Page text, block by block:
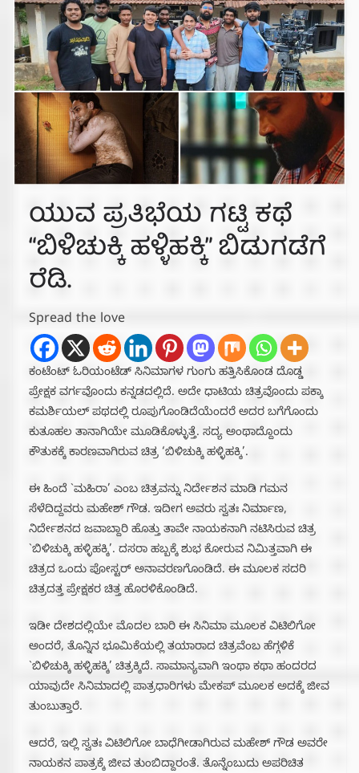
ಯುವ ಪ್ರತಿಭೆಯ ಗಟ್ಟಿ ಕಥೆ
“ಬಿಳಿಚುಕ್ಕಿ ಹಳ್ಳಿಹಕ್ಕಿ” ಬಿಡುಗಡೆಗೆ
ರೆಡಿ.
Spread the love
ಕಂಟೆಂಟ್ ಓರಿಯಂಟೆಡ್ ಸಿನಿಮಾಗಳ ಗುಂಗು ಹತ್ತಿಸಿಕೊಂಡ ದೊಡ್ಡ
ಪ್ರೇಕ್ಷಕ ವರ್ಗವೊಂದು ಕನ್ನಡದಲ್ಲಿದೆ. ಅದೇ ಧಾಟಿಯ ಚಿತ್ರವೊಂದು ಪಕ್ಕಾ
ಕಮರ್ಶಿಯಲ್ ಪಥದಲ್ಲಿ ರೂಪುಗೊಂಡಿದೆಯೆಂದರೆ ಅದರ ಬಗೆಗೊಂದು
ಕುತೂಹಲ ತಾನಾಗಿಯೇ ಮೂಡಿಕೊಳ್ಳುತ್ತೆ. ಸದ್ಯ ಅಂಥಾದ್ದೊಂದು
ಕೌತುಕಕ್ಕೆ ಕಾರಣವಾಗಿರುವ ಚಿತ್ರ ‘ಬಿಳಿಚುಕ್ಕಿ ಹಳ್ಳಿಹಕ್ಕಿ’.
ಈ ಹಿಂದೆ `ಮಹಿರಾ’ ಎಂಬ ಚಿತ್ರವನ್ನು ನಿರ್ದೇಶನ ಮಾಡಿ ಗಮನ
ಸೆಳೆದಿದ್ದವರು ಮಹೇಶ್ ಗೌಡ. ಇದೀಗ ಅವರು ಸ್ವತಃ ನಿರ್ಮಾಣ,
ನಿರ್ದೇಶನದ ಜವಾಬ್ದಾರಿ ಹೊತ್ತು ತಾವೇ ನಾಯಕನಾಗಿ ನಟಿಸಿರುವ ಚಿತ್ರ
`ಬಿಳಿಚುಕ್ಕಿ ಹಳ್ಳಿಹಕ್ಕಿ’. ದಸರಾ ಹಬ್ಬಕ್ಕೆ ಶುಭ ಕೋರುವ ನಿಮಿತ್ತವಾಗಿ ಈ
ಚಿತ್ರದ ಒಂದು ಪೋಸ್ಟರ್ ಅನಾವರಣಗೊಂಡಿದೆ. ಈ ಮೂಲಕ ಸದರಿ
ಚಿತ್ರದತ್ತ ಪ್ರೇಕ್ಷಕರ ಚಿತ್ತ ಹೊರಳಿಕೊಂಡಿದೆ.
ಇಡೀ ದೇಶದಲ್ಲಿಯೇ ಮೊದಲ ಬಾರಿ ಈ ಸಿನಿಮಾ ಮೂಲಕ ವಿಟಿಲಿಗೋ
ಅಂದರೆ, ತೊನ್ನಿನ ಭೂಮಿಕೆಯಲ್ಲಿ ತಯಾರಾದ ಚಿತ್ರವೆಂಬ ಹೆಗ್ಗಳಿಕೆ
`ಬಿಳಿಚುಕ್ಕಿ ಹಳ್ಳಿಹಕ್ಕಿ’ ಚಿತ್ರಕ್ಕಿದೆ. ಸಾಮಾನ್ಯವಾಗಿ ಇಂಥಾ ಕಥಾ ಹಂದರದ
ಯಾವುದೇ ಸಿನಿಮಾದಲ್ಲಿ ಪಾತ್ರಧಾರಿಗಳು ಮೇಕಪ್ ಮೂಲಕ ಅದಕ್ಕೆ ಜೀವ
ತುಂಬುತ್ತಾರೆ.
ಆದರೆ, ಇಲ್ಲಿ ಸ್ವತಃ ವಿಟಿಲಿಗೋ ಬಾಧೆಗೀಡಾಗಿರುವ ಮಹೇಶ್ ಗೌಡ ಅವರೇ
ನಾಯಕನ ಪಾತ್ರಕ್ಕೆ ಜೀವ ತುಂಬಿದ್ದಾರಂತೆ. ತೊನ್ನೆಂಬುದು ಅಪರಿಚಿತ